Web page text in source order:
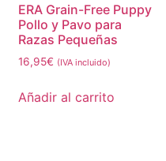
ERA Grain-Free Puppy
Pollo y Pavo para
Razas Pequeñas
16,95€ (IVA incluido)
Añadir al carrito